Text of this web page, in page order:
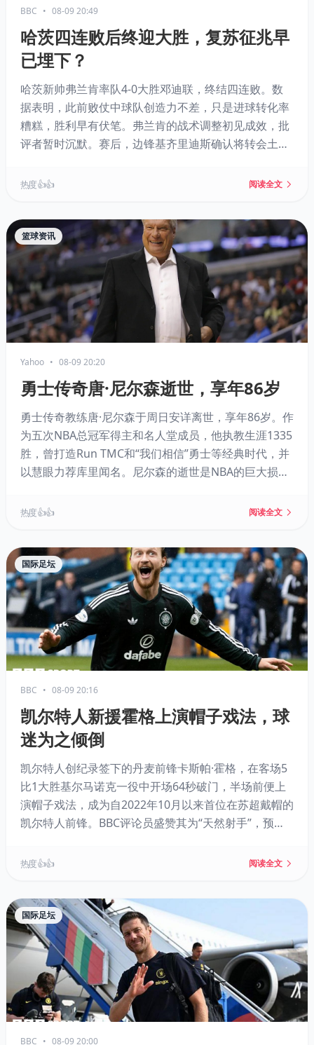
BBC • 08-09 20:49
哈茨四连败后终迎大胜，复苏征兆早
已埋下？
哈茨新帅弗兰肯率队4-0大胜邓迪联，终结四连败。数
据表明，此前败仗中球队创造力不差，只是进球转化率
糟糕，胜利早有伏笔。弗兰肯的战术调整初见成效，批
评者暂时沉默。赛后，边锋基齐里迪斯确认将转会土耳
热度 👍👍 阅读全文
篮球资讯
Yahoo • 08-09 20:20
勇士传奇唐·尼尔森逝世，享年86岁
勇士传奇教练唐·尼尔森于周日安详离世，享年86岁。作
为五次NBA总冠军得主和名人堂成员，他执教生涯1335
胜，曾打造Run TMC和“我们相信”勇士等经典时代，并
以慧眼力荐库里闻名。尼尔森的逝世是NBA的巨大损
热度 👍👍 阅读全文
国际足坛
BBC • 08-09 20:16
凯尔特人新援霍格上演帽子戏法，球
迷为之倾倒
凯尔特人创纪录签下的丹麦前锋卡斯帕·霍格，在客场5
比1大胜基尔马诺克一役中开场64秒破门，半场前便上
演帽子戏法，成为自2022年10月以来首位在苏超戴帽的
凯尔特人前锋。BBC评论员盛赞其为“天然射手”，预计
球的履历，证明1100万英镑的投入物有所值。
热度 👍👍 阅读全文
国际足坛
BBC • 08-09 20:00